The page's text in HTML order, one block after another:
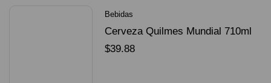
Bebidas
Cerveza Quilmes Mundial 710ml
packX4
$39.88